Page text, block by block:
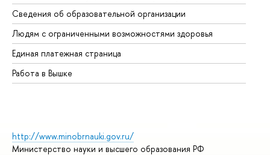
Сведения об образовательной организации
Людям с ограниченными возможностями здоровья
Единая платежная страница
Работа в Вышке
http://www.minobrnauki.gov.ru/
Министерство науки и высшего образования РФ